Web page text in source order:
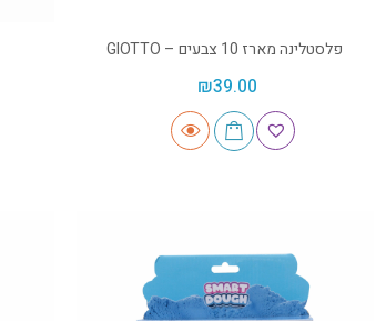
פלסטלינה מארז 10 צבעים – GIOTTO
₪39.00